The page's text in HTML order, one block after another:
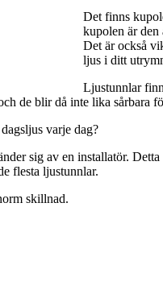
Det finns
kupolen är den
Det är också
ljus i ditt
Ljustunnlar
de blir då inte lika sårbara
varje dag?
sig av en installatör.
flesta ljustunnlar.
skillnad.